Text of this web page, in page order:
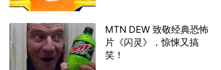
MTN DEW 致敬经典恐怖
片《闪灵》，惊悚又搞
笑！